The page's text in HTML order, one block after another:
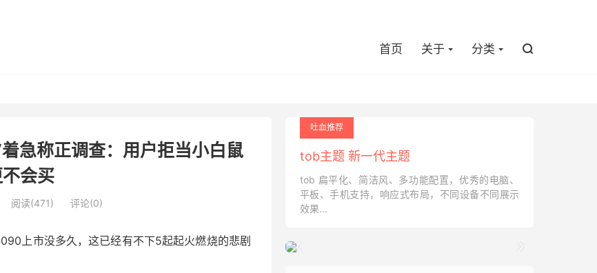
首页 关于 分类 
急称正调查：用户拒当小白鼠
会买
阅读(471) 评论(0)
上市没多久，这已经有不下5起起火燃烧的悲剧
吐血推荐
tob主题 新一代主题
tob 扁平化、简洁风、多功能配置，优秀的电脑、
平板、手机支持，响应式布局，不同设备不同展示
效果...
